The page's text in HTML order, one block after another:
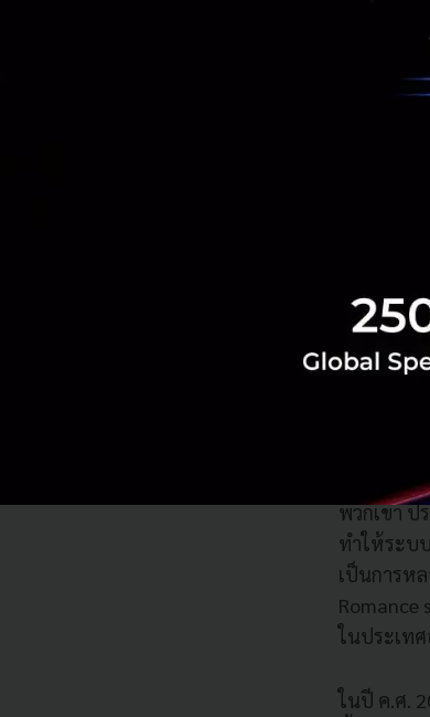
มาสเตอ
นี้ได้กลา
จุดเปลี่ย
“การโจ
เงิน และ
เปรียบเ
กลายมา
กล่าว “คว
และป้อง
ผลลัพธ์เบื้
เฉพาะอ
พวกเขา ป
ทำให้ระบ
เป็นการห
ในประเท
ในปี ค.ศ.